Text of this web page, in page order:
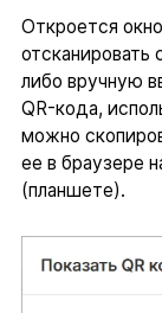
Откроется
либо вручную
QR-кода,
можно
ее в браузере
(планшете).